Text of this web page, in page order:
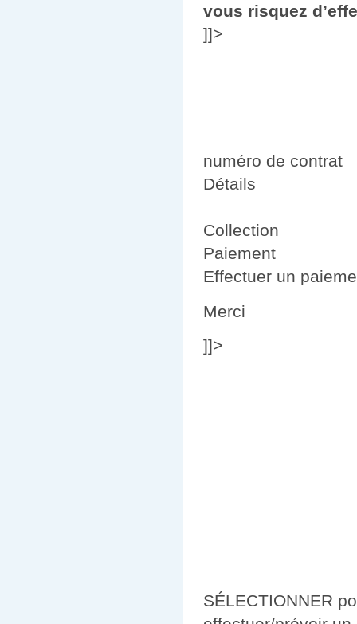
vous risquez
]]>
numéro de contrat
Détails
Collection
Paiement
Effectuer un
Merci
]]>
SÉLECTIONNER